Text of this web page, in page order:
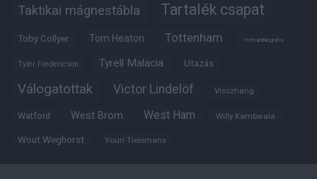
Taktikai mágnestábla Tartalék csapat
Toby Collyer Tom Heaton Tottenham Trófeabibliográfia
Tyler Fredericson Tyrell Malacia Utazás
Válogatottak Victor Lindelöf Visszhang
Watford West Brom West Ham Willy Kambwala
Wout Weghorst Youri Tielemans